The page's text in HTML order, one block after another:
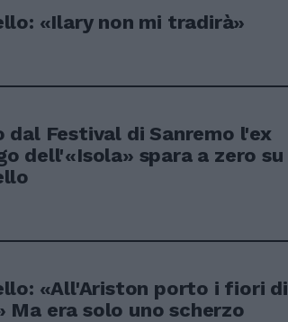
«Ilary non mi tradirà»
dal Festival di Sanremo l'ex
dell'«Isola» spara a zero su
«All'Ariston porto i fiori di
Ma era solo uno scherzo